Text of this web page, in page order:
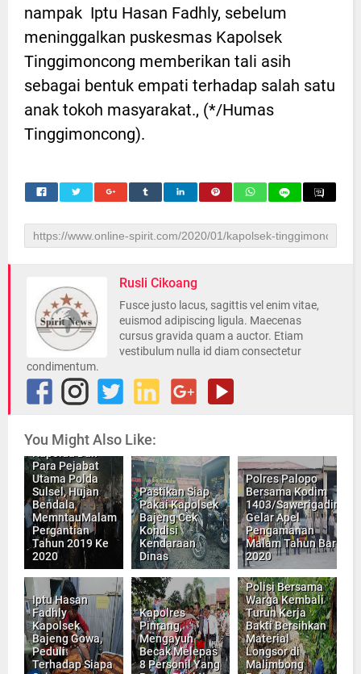
nampak Iptu Hasan Fadhly, sebelum
meninggalkan puskesmas Kapolsek
Tinggimoncong memberikan tali asih
sebagai bentuk empati terhadap salah satu
anak tokoh masyarakat., (*/Humas
Tinggimoncong).
Rusli Cikoang
Fusce justo lacus, sagittis vel enim vitae,
euismod adipiscing ligula. Maecenas
cursus gravida quam a auctor. Etiam
vestibulum nulla id diam consectetur
condimentum.
You Might Also Like:
Kapolda Dan
Para Pejabat
Utama Polda
Sulsel, Hujan
Bendala
MemntauMalam
Pergantian
Tahun 2019 Ke
2020
Pastikan Siap
Pakai Kapolsek
Bajeng Cek
Kondisi
Kendaraan
Dinas
Polres Palopo
Bersama Kodim
1403/Sawerigading,
Gelar Apel
Pengamanan
Malam Tahun Baru
2020
Iptu Hasan
Fadhly
Kapolsek
Bajeng Gowa,
Peduli
Terhadap Siapa
Kapolres
Pinrang,
Mengayuh
Becak Melepas
8 Personil Yang
Polisi Bersama
Warga Kembali
Turun Kerja
Bakti Bersihkan
Material
Longsor di
Malimbong